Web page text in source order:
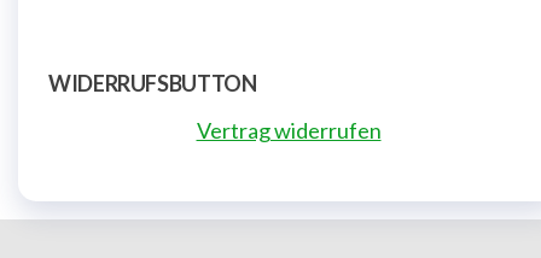
WIDERRUFSBUTTON
Vertrag widerrufen